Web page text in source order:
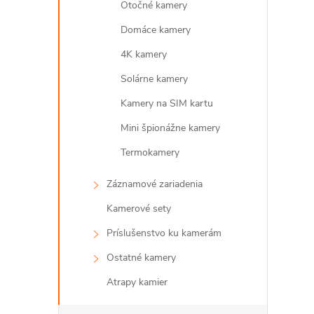
Otočné kamery
Domáce kamery
4K kamery
Solárne kamery
Kamery na SIM kartu
Mini špionážne kamery
Termokamery
Záznamové zariadenia
Kamerové sety
Príslušenstvo ku kamerám
Ostatné kamery
Atrapy kamier